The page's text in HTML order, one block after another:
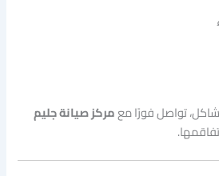
تواصل فورًا معمركز صيانة جليم